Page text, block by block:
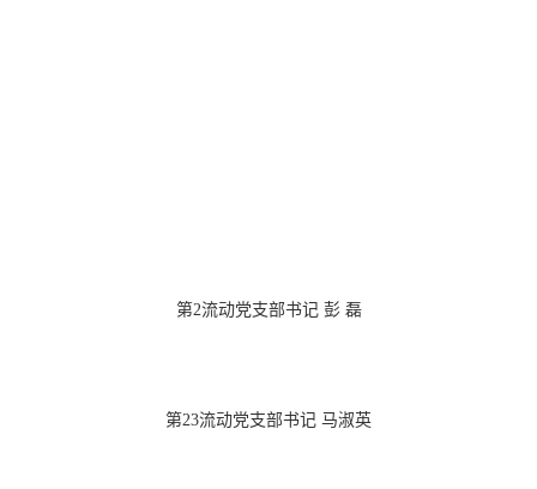
第2流动党支部书记 彭 磊
第23流动党支部书记 马淑英